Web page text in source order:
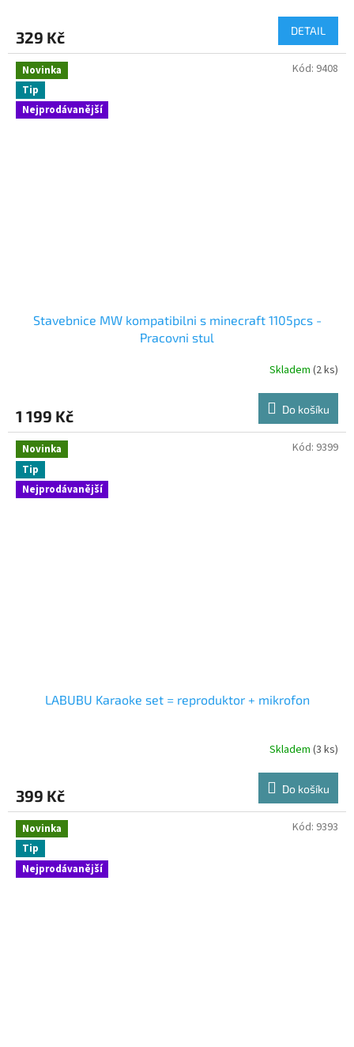
329 Kč DETAIL
Novinka
Tip
Nejprodávanější
Stavebnice MW kompatibilni s minecraft 1105pcs -
Pracovni stul
Skladem (2 ks)
1 199 Kč Do košíku
Kód: 9408
Novinka
Tip
Nejprodávanější
LABUBU Karaoke set = reproduktor + mikrofon
Skladem (3 ks)
399 Kč Do košíku
Kód: 9399
Novinka
Tip
Nejprodávanější
Kód: 9393